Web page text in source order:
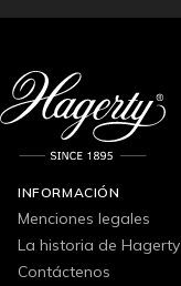
INFORMACIÓN
Menciones legales
La historia de Hagerty
Contáctenos